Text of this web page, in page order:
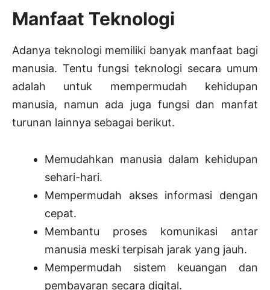
Manfaat Teknologi
Adanya teknologi memiliki banyak manfaat bagi
manusia. Tentu fungsi teknologi secara umum
adalah untuk mempermudah kehidupan
manusia, namun ada juga fungsi dan manfat
turunan lainnya sebagai berikut.
Memudahkan manusia dalam kehidupan
sehari-hari.
Mempermudah akses informasi dengan
cepat.
Membantu proses komunikasi antar
manusia meski terpisah jarak yang jauh.
Mempermudah sistem keuangan dan
pembayaran secara digital.